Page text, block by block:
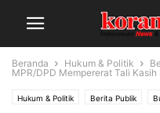
Beranda Hukum & Politik
MPR/DPD Mempererat Tali
Hukum & Politik Berita Publik